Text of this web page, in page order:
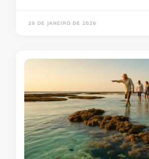
20 DE JANEIRO DE 2026